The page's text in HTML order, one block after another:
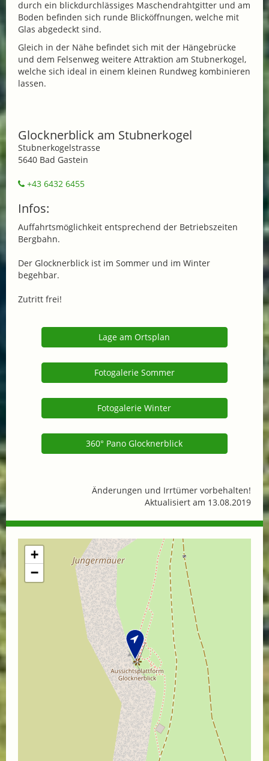
durch ein blickdurchlässiges Maschendrahtgitter und am
Boden befinden sich runde Blicköffnungen, welche mit
Glas abgedeckt sind.
Gleich in der Nähe befindet sich mit der Hängebrücke
und dem Felsenweg weitere Attraktion am Stubnerkogel,
welche sich ideal in einem kleinen Rundweg kombinieren
lassen.
Glocknerblick am Stubnerkogel
Stubnerkogelstrasse
5640 Bad Gastein
+43 6432 6455
Infos:
Auffahrtsmöglichkeit entsprechend der Betriebszeiten
Bergbahn.
Der Glocknerblick ist im Sommer und im Winter
begehbar.
Zutritt frei!
Lage am Ortsplan
Fotogalerie Sommer
Fotogalerie Winter
360° Pano Glocknerblick
Änderungen und Irrtümer vorbehalten!
Aktualisiert am 13.08.2019
+
−